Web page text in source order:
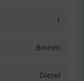
1
Binnen
Diesel